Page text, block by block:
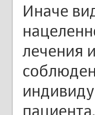
Иначе
лечения